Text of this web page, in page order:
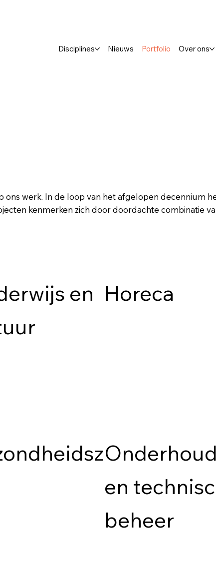
Disciplines Nieuws Portfolio Over ons
ons werk. In de loop van het afgelopen decennium
kenmerken zich door doordachte combinatie
en Horeca
en
beheer